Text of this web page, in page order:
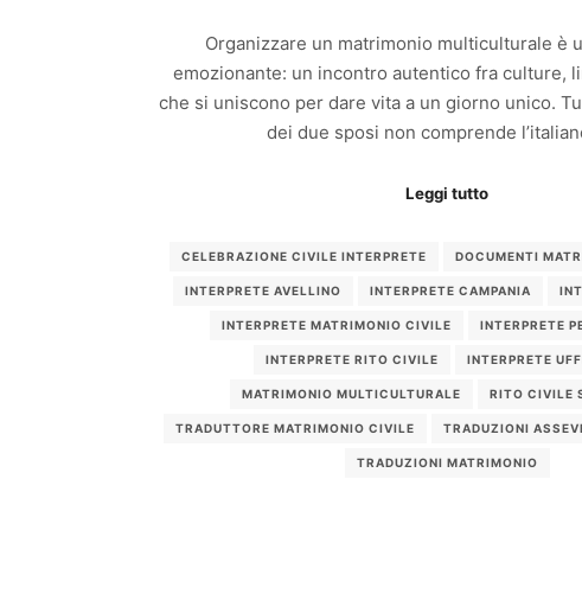
Organizzare un matrimonio multiculturale è
emozionante: un incontro autentico fra culture,
che si uniscono per dare vita a un giorno unico.
dei due sposi non comprende
Leggi tutto
CELEBRAZIONE CIVILE INTERPRETE DOCUMENTI
INTERPRETE AVELLINO INTERPRETE CAMPANIA
INTERPRETE MATRIMONIO CIVILE INTERPRETE
INTERPRETE RITO CIVILE INTERPRETE
MATRIMONIO MULTICULTURALE RITO CIVILE
TRADUTTORE MATRIMONIO CIVILE TRADUZIONI
TRADUZIONI MATRIMONIO